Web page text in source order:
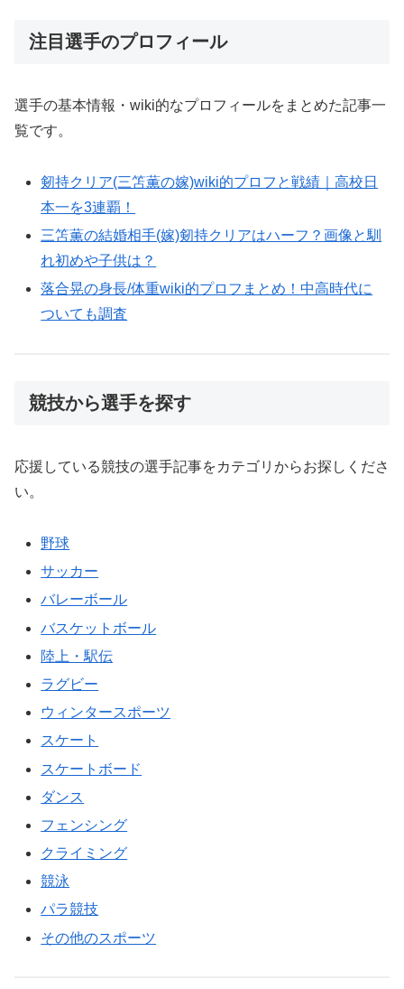
注目選手のプロフィール
選手の基本情報・wiki的なプロフィールをまとめた記事一
覧です。
剱持クリア(三笘薫の嫁)wiki的プロフと戦績｜高校日
本一を3連覇！
三笘薫の結婚相手(嫁)剱持クリアはハーフ？画像と馴
れ初めや子供は？
落合晃の身長/体重wiki的プロフまとめ！中高時代に
ついても調査
競技から選手を探す
応援している競技の選手記事をカテゴリからお探しくださ
い。
野球
サッカー
バレーボール
バスケットボール
陸上・駅伝
ラグビー
ウィンタースポーツ
スケート
スケートボード
ダンス
フェンシング
クライミング
競泳
パラ競技
その他のスポーツ